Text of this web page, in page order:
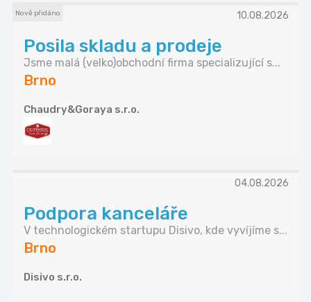
Nově přidáno 10.08.2026
Posila skladu a prodeje
Jsme malá (velko)obchodní firma specializující s...
Brno
Chaudry&Goraya s.r.o.
04.08.2026
Podpora kanceláře
V technologickém startupu Disivo, kde vyvíjíme s...
Brno
Disivo s.r.o.